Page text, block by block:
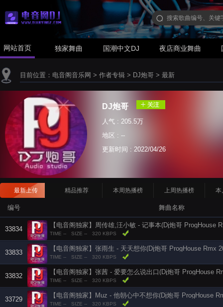
网站首页 独家舞曲 国潮中文DJ 夜店商业舞曲
目前位置： 电音阁音乐网 > 作者专辑 > DJ炮哥 > 最新
DJ炮哥
人气 : 205.5万
地区 : --
更新时间 : 2022/04/26
最新上传 精品推荐 本周热播榜 上周热播榜 本
编号 舞曲名称
33834
【电音阁独家】周传雄,汪小敏 - 记事本(Dj炮哥 ProgHouse
TIME -- SIZE -- 320 KBPS
33833
【电音阁独家】张雨生 - 天天想你(Dj炮哥 ProgHouse Rmx
TIME -- SIZE -- 320 KBPS
33832
【电音阁独家】张茜 - 爱要怎么说出口(Dj炮哥 ProgHouse
TIME -- SIZE -- 320 KBPS
33729
【电音阁独家】Muz - 他朝心中不想你(Dj炮哥 ProgHouse
TIME -- SIZE -- 320 KBPS